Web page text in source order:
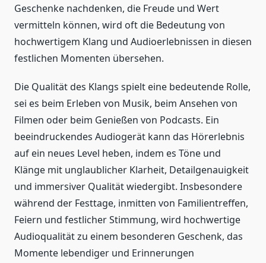
Geschenke nachdenken, die Freude und Wert
vermitteln können, wird oft die Bedeutung von
hochwertigem Klang und Audioerlebnissen in diesen
festlichen Momenten übersehen.
Die Qualität des Klangs spielt eine bedeutende Rolle,
sei es beim Erleben von Musik, beim Ansehen von
Filmen oder beim Genießen von Podcasts. Ein
beeindruckendes Audiogerät kann das Hörerlebnis
auf ein neues Level heben, indem es Töne und
Klänge mit unglaublicher Klarheit, Detailgenauigkeit
und immersiver Qualität wiedergibt. Insbesondere
während der Festtage, inmitten von Familientreffen,
Feiern und festlicher Stimmung, wird hochwertige
Audioqualität zu einem besonderen Geschenk, das
Momente lebendiger und Erinnerungen